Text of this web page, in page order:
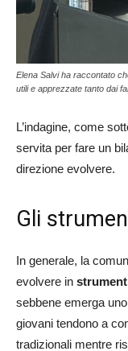
Elena Salvi ha raccontato
utili e apprezzate tanto dai
L’indagine, come
servita per fare un
direzione evolvere.
Gli
In generale, la
evolvere in
sebbene emerga
giovani tendono a
tradizionali mentre